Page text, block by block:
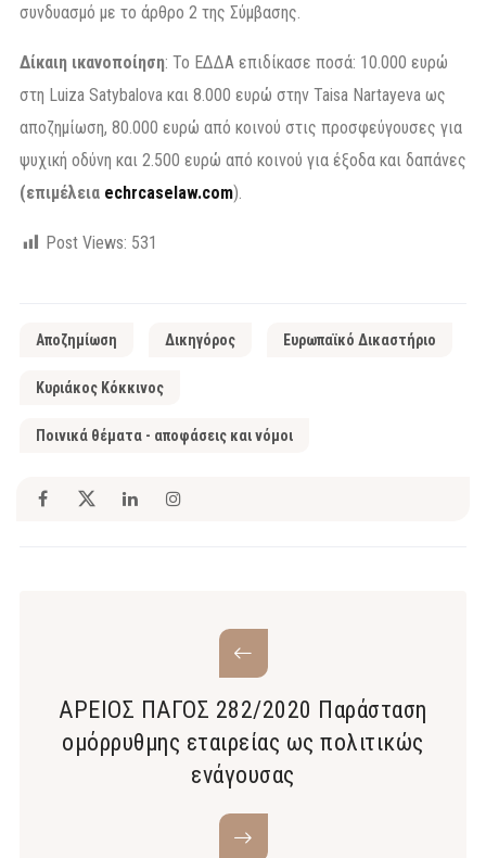
συνδυασμό με το άρθρο 2 της Σύμβασης.
Δίκαιη ικανοποίηση: Το ΕΔΔΑ επιδίκασε ποσά: 10.000 ευρώ
στη Luiza Satybalova και 8.000 ευρώ στην Taisa Nartayeva ως
αποζημίωση, 80.000 ευρώ από κοινού στις προσφεύγουσες για
ψυχική οδύνη και 2.500 ευρώ από κοινού για έξοδα και δαπάνες
(επιμέλεια echrcaselaw.com).
Post Views: 531
Αποζημίωση Δικηγόρος Ευρωπαϊκό Δικαστήριο
Κυριάκος Κόκκινος
Ποινικά θέματα - αποφάσεις και νόμοι
ΑΡΕΙΟΣ ΠΑΓΟΣ 282/2020 Παράσταση
ομόρρυθμης εταιρείας ως πολιτικώς
ενάγουσας